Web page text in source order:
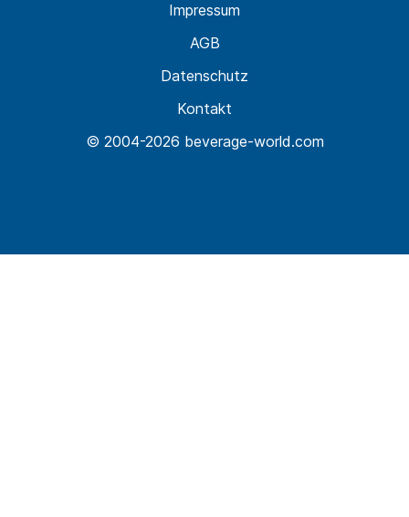
© 2004-2026 beverage-world.com
Kontakt
Datenschutz
AGB
Impressum